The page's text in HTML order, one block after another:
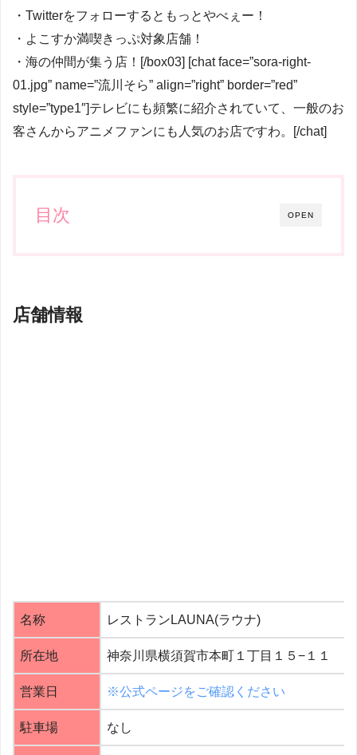
・Twitterをフォローするともっとやべぇー！
・よこすか満喫きっぷ対象店舗！
・海の仲間が集う店！[/box03] [chat face=”sora-right-
01.jpg” name=”流川そら” align=”right” border=”red”
style=”type1″]テレビにも頻繁に紹介されていて、一般のお
客さんからアニメファンにも人気のお店ですわ。[/chat]
OPEN
目次
店舗情報
名称 レストランLAUNA(ラウナ)
所在地 神奈川県横須賀市本町１丁目１５−１１
営業日 ※公式ページをご確認ください
駐車場 なし